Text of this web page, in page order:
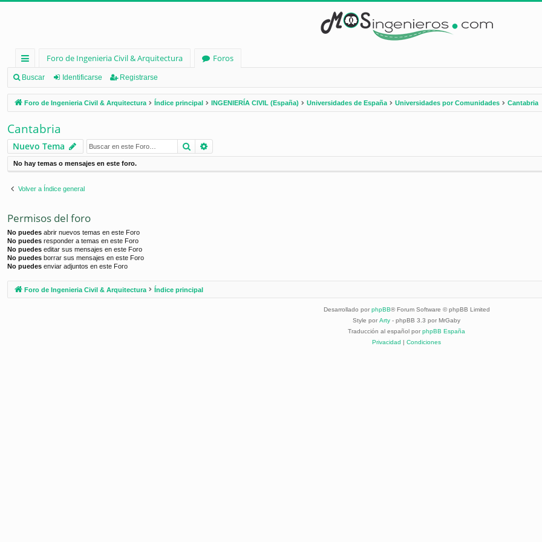
nl
ac
es
rá
pi
d
os
Foro de Ingenieria Civil & Arquitectura
Foros
Buscar Identificarse Registrarse
Foro de Ingenieria Civil & Arquitectura Índice principal INGENIERÍA CIVIL (España) Universidades de España Universidades por Comunidades Cantabria
Cantabria
Nuevo Tema Buscar
No hay temas o mensajes en este foro.
Volver a Índice general
Permisos del foro
No puedes abrir nuevos temas en este Foro
No puedes responder a temas en este Foro
No puedes editar sus mensajes en este Foro
No puedes borrar sus mensajes en este Foro
No puedes enviar adjuntos en este Foro
Foro de Ingenieria Civil & Arquitectura Índice principal
Desarrollado por phpBB® Forum Software © phpBB Limited
Style por Arty - phpBB 3.3 por MrGaby
Traducción al español por phpBB España
Privacidad | Condiciones